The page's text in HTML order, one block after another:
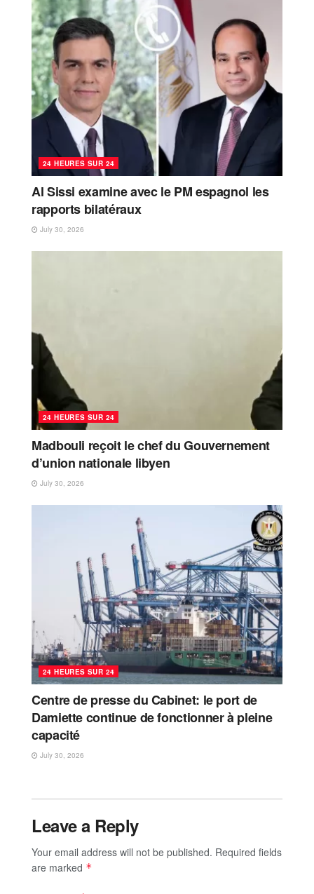
24 HEURES SUR 24
Al Sissi examine avec le PM espagnol les
rapports bilatéraux
July 30, 2026
24 HEURES SUR 24
Madbouli reçoit le chef du Gouvernement
d’union nationale libyen
July 30, 2026
24 HEURES SUR 24
Centre de presse du Cabinet: le port de
Damiette continue de fonctionner à pleine
capacité
July 30, 2026
Leave a Reply
Your email address will not be published. Required fields
are marked *